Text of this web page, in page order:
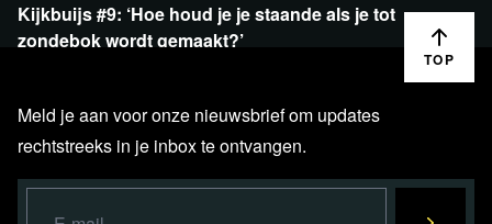
Kijkbuijs #9: ‘Hoe houd je je staande als je tot
zondebok wordt gemaakt?’
TOP
Meld je aan voor onze nieuwsbrief om updates
rechtstreeks in je inbox te ontvangen.